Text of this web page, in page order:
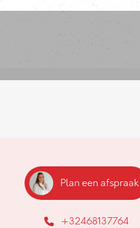
Plan een afspraak
+32468137764